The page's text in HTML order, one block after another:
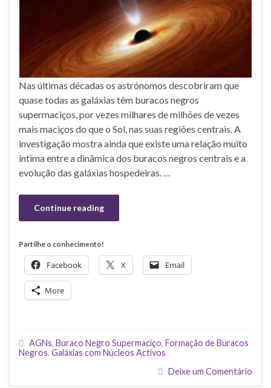
Nas últimas décadas os astrónomos descobriram que
quase todas as galáxias têm buracos negros
supermaciços, por vezes milhares de milhões de vezes
mais maciços do que o Sol, nas suas regiões centrais. A
investigação mostra ainda que existe uma relação muito
íntima entre a dinâmica dos buracos negros centrais e a
evolução das galáxias hospedeiras. …
Continue reading
Partilhe o conhecimento!
Facebook X Email
More
AGNs, Buraco Negro Supermaciço, Formação de Buracos
Negros, Galáxias com Núcleos Activos
Deixe um Comentário